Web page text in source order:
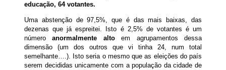
educação, 64 votantes.
Uma abstenção de 97,5%, que é das mais baixas, das
dezenas que já espreitei. Isto é 2,5% de votantes é um
númeroanormalmente altoem agrupamentos dessa
dimensão (um dos outros que vi tinha 24, num total
semelhante….). Isto seria o mesmo que as eleições do país
serem decididas unicamente com a população da cidade de